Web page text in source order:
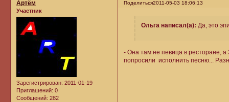
Поделиться2011-05-03 18:06:13
Артём
Участник
Зарегистрирован: 2011-01-19
Приглашений: 0
Сообщений: 282
Ольга написал(а): Да, это
- Она там не певица в ресторане,
попросили исполнить песню...